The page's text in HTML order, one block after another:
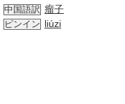
中国語訳 瘤子
ピンイン liúzi